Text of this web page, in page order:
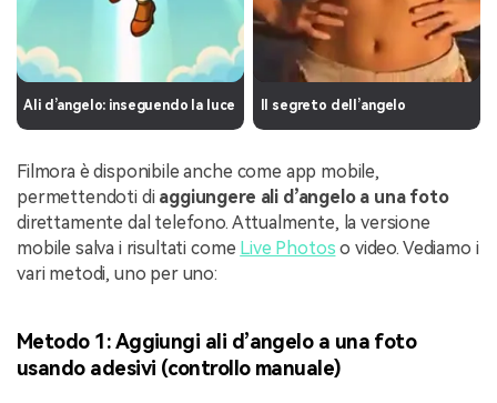
Ali d’angelo: inseguendo la luce Il segreto dell’angelo
Filmora è disponibile anche come app mobile,
permettendoti di aggiungere ali d’angelo a una foto
direttamente dal telefono. Attualmente, la versione
mobile salva i risultati come Live Photos o video. Vediamo i
vari metodi, uno per uno:
Metodo 1: Aggiungi ali d’angelo a una foto
usando adesivi (controllo manuale)